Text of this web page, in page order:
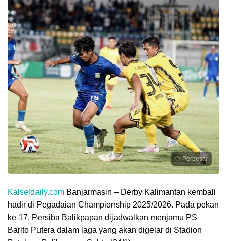
Perbesar
Kalseldaily.com Banjarmasin – Derby Kalimantan kembali
hadir di Pegadaian Championship 2025/2026. Pada pekan
ke-17, Persiba Balikpapan dijadwalkan menjamu PS
Barito Putera dalam laga yang akan digelar di Stadion